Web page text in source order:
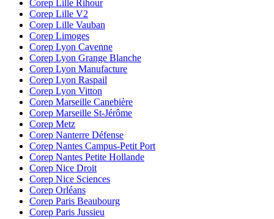
Corep Lille Rihour
Corep Lille V2
Corep Lille Vauban
Corep Limoges
Corep Lyon Cavenne
Corep Lyon Grange Blanche
Corep Lyon Manufacture
Corep Lyon Raspail
Corep Lyon Vitton
Corep Marseille Canebière
Corep Marseille St-Jérôme
Corep Metz
Corep Nanterre Défense
Corep Nantes Campus-Petit Port
Corep Nantes Petite Hollande
Corep Nice Droit
Corep Nice Sciences
Corep Orléans
Corep Paris Beaubourg
Corep Paris Jussieu